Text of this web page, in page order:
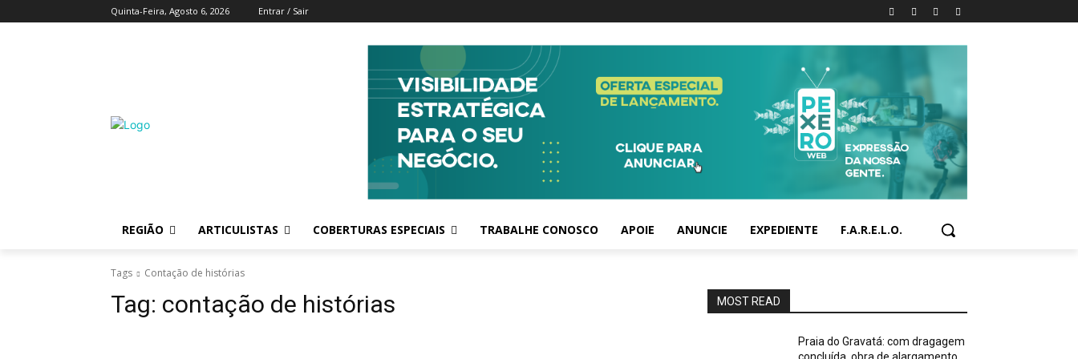
Quinta-Feira, Agosto 6, 2026 Entrar / Sair
REGIÃO ARTICULISTAS COBERTURAS ESPECIAIS TRABALHE CONOSCO APOIE ANUNCIE EXPEDIENTE F.A.R.E.L.O.
Tags Contação de histórias
Tag: contação de histórias MOST READ
Praia do Gravatá: com dragagem